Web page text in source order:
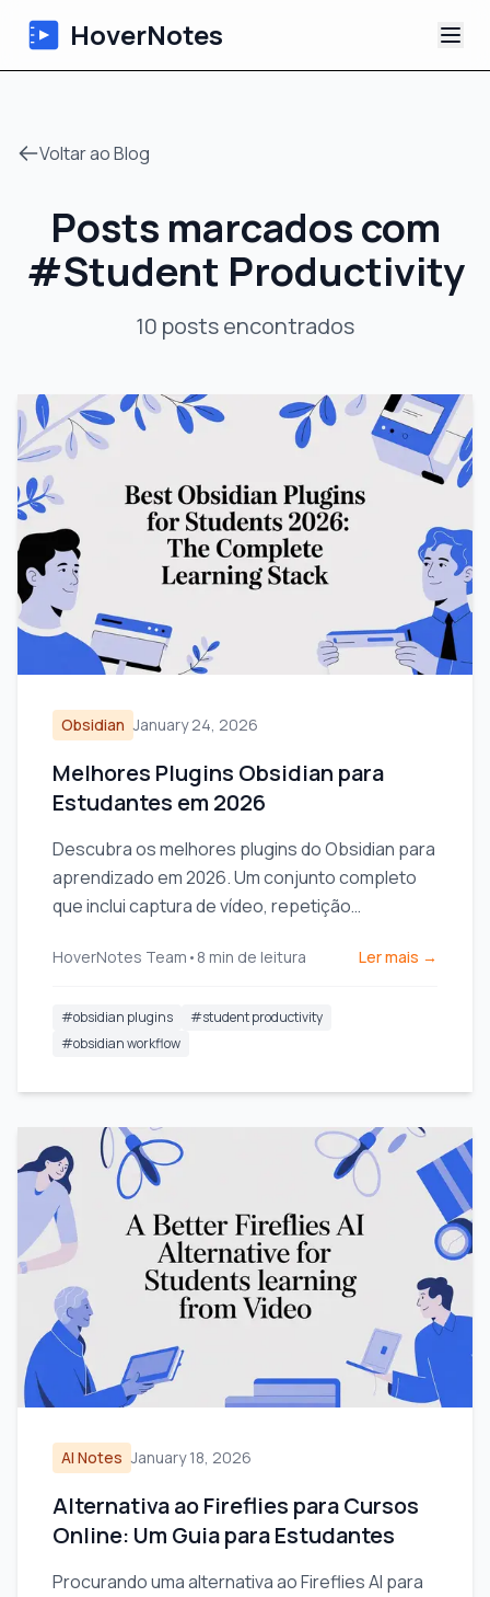
HoverNotes
Notas de Vídeo com IA
Tutoriais
Voltar ao Blog
Posts marcados com
#Student Productivity
10 postsencontrados
Obsidian January 24, 2026
Melhores Plugins Obsidian para
Estudantes em 2026
Descubra os melhores plugins do Obsidian para
aprendizado em 2026. Um conjunto completo
que inclui captura de vídeo, repetição
estudantes.
HoverNotes Team • 8 min de leitura Ler mais →
#obsidian plugins #student productivity
#obsidian workflow
AI Notes January 18, 2026
Alternativa ao Fireflies para Cursos
Online: Um Guia para Estudantes
Procurando uma alternativa ao Fireflies AI para